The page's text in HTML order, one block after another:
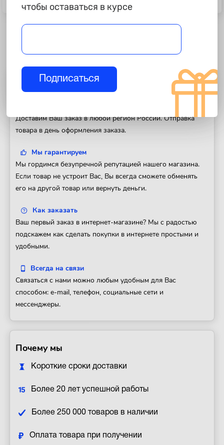
1,0х0,75 м
с клеевым слоем
Полезная информация
Доставим Ваш заказ в любой регион России. Отправка
товара в день оформления заказа.
Мы гарантируем
Мы гордимся безупречной репутацией нашего магазина.
Если товар не устроит Вас, Вы всегда сможете обменять
его на другой товар или вернуть деньги.
Как заказать
Ваш первый заказ в интернет-магазине? Мы с радостью
подскажем как сделать покупки в интернете простыми и
удобными.
Всегда на связи
Связаться с нами можно любым удобным для Вас
способом: e-mail, телефон, социальные сети и
мессенджеры.
Почему мы
Короткие сроки доставки
Более 20 лет успешной работы
Более 250 000 товаров в наличии
Оплата товара при получении
чтобы оставаться в курсе
Подписаться